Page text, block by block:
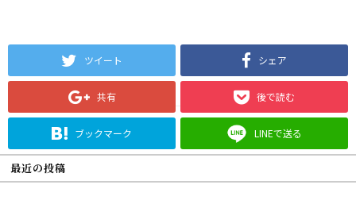
ツイート シェア
共有 後で読む
ブックマーク LINEで送る
最近の投稿